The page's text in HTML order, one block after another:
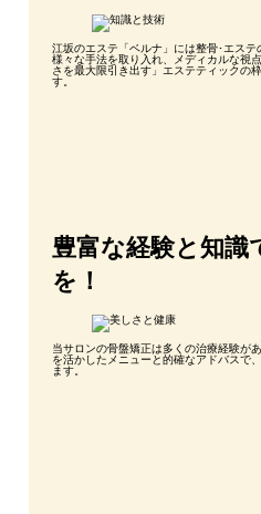
江坂のエステ「ベルナ」には整骨･エステ
様々な手法を取り入れ、メディカルな視
さを最大限引き出す」エステティックの
す。
豊富な経験と知識
を！
当サロンの骨盤矯正は多くの治療経験が
を活かしたメニューと的確なアドバスで
ます。